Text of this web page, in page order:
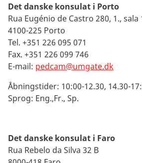
Det danske konsulat i Porto
Rua Eugénio de Castro 280, 1., sala
4100-225 Porto
Tel. +351 226 095 071
Fax. +351 226 099 746
E-mail: pedcam@umgate.dk
Åbningstider: 10:00-12.30, 14.30-
Sprog: Eng.,Fr., Sp.
Det danske konsulat i Faro
Rua Rebelo da Silva 32 B